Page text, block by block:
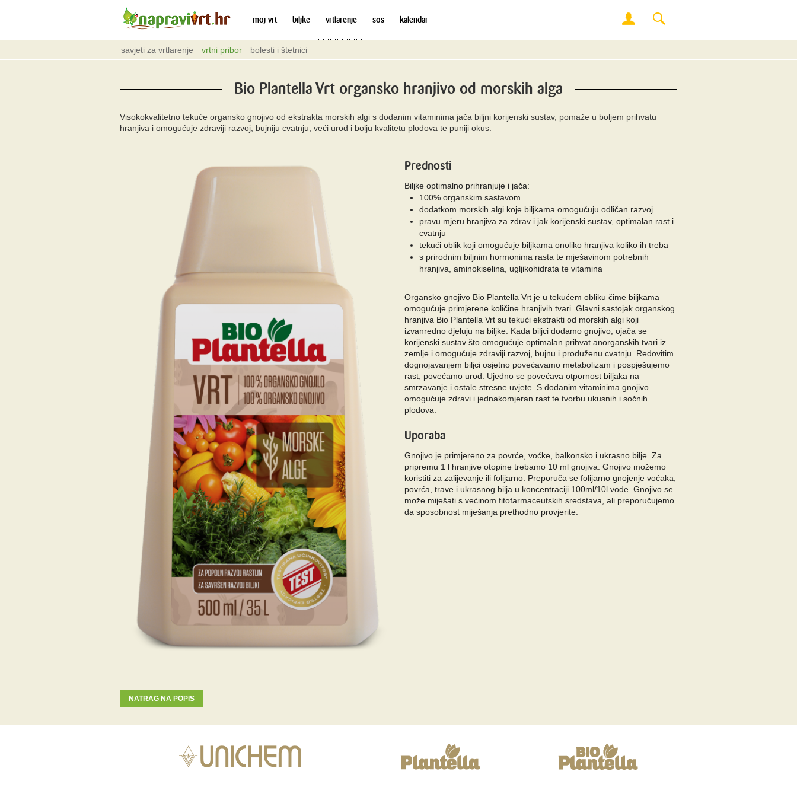
moj vrt biljke vrtlarenje sos kalendar
savjeti za vrtlarenje vrtni pribor bolesti i štetnici
Bio Plantella Vrt organsko hranjivo od morskih alga
Visokokvalitetno tekuće organsko gnojivo od ekstrakta morskih algi s dodanim vitaminima jača biljni korijenski sustav, pomaže u boljem prihvatu
hranjiva i omogućuje zdraviji razvoj, bujniju cvatnju, veći urod i bolju kvalitetu plodova te puniji okus.
Prednosti
Biljke optimalno prihranjuje i jača:
100% organskim sastavom
dodatkom morskih algi koje biljkama omogućuju odličan razvoj
pravu mjeru hranjiva za zdrav i jak korijenski sustav, optimalan rast i
cvatnju
tekući oblik koji omogućuje biljkama onoliko hranjiva koliko ih treba
s prirodnim biljnim hormonima rasta te mješavinom potrebnih
hranjiva, aminokiselina, ugljikohidrata te vitamina
Organsko gnojivo Bio Plantella Vrt je u tekućem obliku čime biljkama
omogućuje primjerene količine hranjivih tvari. Glavni sastojak organskog
hranjiva Bio Plantella Vrt su tekući ekstrakti od morskih algi koji
izvanredno djeluju na biljke. Kada biljci dodamo gnojivo, ojača se
korijenski sustav što omogućuje optimalan prihvat anorganskih tvari iz
zemlje i omogućuje zdraviji razvoj, bujnu i produženu cvatnju. Redovitim
dognojavanjem biljci osjetno povećavamo metabolizam i pospješujemo
rast, povećamo urod. Ujedno se povećava otpornost biljaka na
smrzavanje i ostale stresne uvjete. S dodanim vitaminima gnojivo
omogućuje zdravi i jednakomjeran rast te tvorbu ukusnih i sočnih
plodova.
Uporaba
Gnojivo je primjereno za povrće, voćke, balkonsko i ukrasno bilje. Za
pripremu 1 l hranjive otopine trebamo 10 ml gnojiva. Gnojivo možemo
koristiti za zalijevanje ili folijarno. Preporuča se folijarno gnojenje voćaka,
povrća, trave i ukrasnog bilja u koncentraciji 100ml/10l vode. Gnojivo se
može miješati s većinom fitofarmaceutskih sredstava, ali preporučujemo
da sposobnost miješanja prethodno provjerite.
NATRAG NA POPIS